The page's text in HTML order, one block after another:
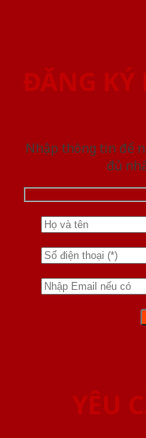
ĐĂNG KÝ
Nhập thông tin để
đủ
YÊU